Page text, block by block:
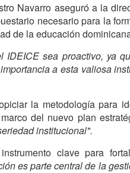
Navarro aseguró a la
necesario para la
de la educación
IDEICE sea proactivo, ya
a esta valiosa
la metodología para
del nuevo plan
institucional".
clave para
es parte central de la